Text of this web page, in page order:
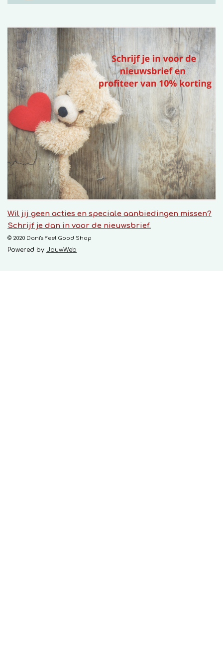
Wil jij geen acties en speciale aanbiedingen missen?
Schrijf je dan in voor de nieuwsbrief.
© 2020 Dani's Feel Good Shop
Powered by JouwWeb